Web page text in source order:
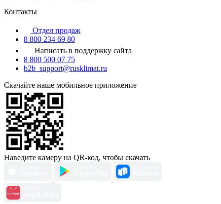
Контакты
Отдел продаж
8 800 234 69 80
Написать в поддержку сайта
8 800 500 07 75
b2b_support@rusklimat.ru
Скачайте наше мобильное приложение
Наведите камеру на QR-код, чтобы скачать